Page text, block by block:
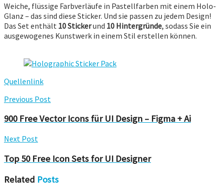
Weiche, flüssige Farbverläufe in Pastellfarben mit einem Holo-
Glanz – das sind diese Sticker. Und sie passen zu jedem Design!
Das Set enthält 10 Stickerund 10 Hintergründe, sodass Sie ein
ausgewogenes Kunstwerk in einem Stil erstellen können.
Quellenlink
Previous Post
900 Free Vector Icons für UI Design – Figma + Ai
Next Post
Top 50 Free Icon Sets for UI Designer
Related Posts